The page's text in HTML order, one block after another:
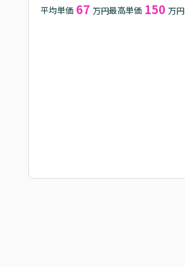
平均単価 67 万円最高単価 150 万円